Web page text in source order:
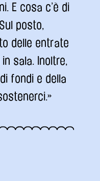
E cosa c’è di
posto,
delle entrate
sala. Inoltre,
fondi e della